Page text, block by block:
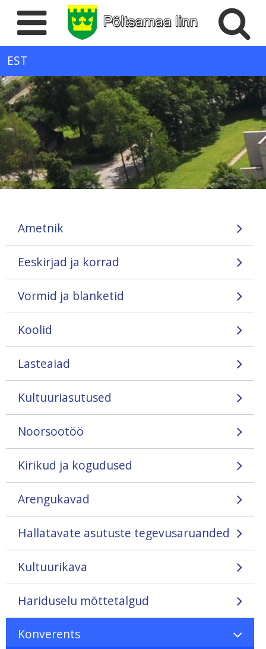
EST
Ametnik
Eeskirjad ja korrad
Vormid ja blanketid
Koolid
Lasteaiad
Kultuuriasutused
Noorsootöö
Kirikud ja kogudused
Arengukavad
Hallatavate asutuste tegevusaruanded
Kultuurikava
Hariduselu mõttetalgud
Konverents